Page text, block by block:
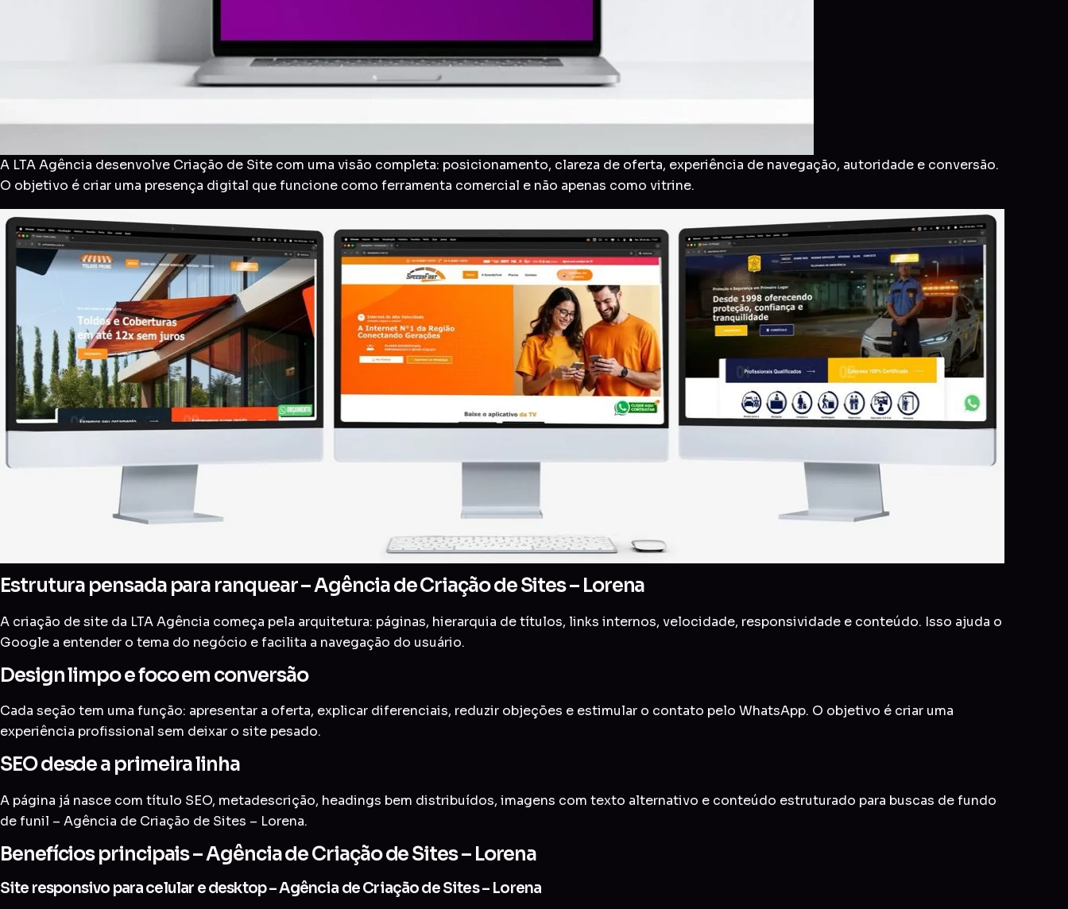
A LTA Agência desenvolve Criação de Site com uma visão completa: posicionamento, clareza de oferta, experiência de navegação, autoridade e conversão.
O objetivo é criar uma presença digital que funcione como ferramenta comercial e não apenas como vitrine.
Estrutura pensada para ranquear – Agência de Criação de Sites – Lorena
A criação de site da LTA Agência começa pela arquitetura: páginas, hierarquia de títulos, links internos, velocidade, responsividade e conteúdo. Isso ajuda o
Google a entender o tema do negócio e facilita a navegação do usuário.
Design limpo e foco em conversão
Cada seção tem uma função: apresentar a oferta, explicar diferenciais, reduzir objeções e estimular o contato pelo WhatsApp. O objetivo é criar uma
experiência profissional sem deixar o site pesado.
SEO desde a primeira linha
A página já nasce com título SEO, metadescrição, headings bem distribuídos, imagens com texto alternativo e conteúdo estruturado para buscas de fundo
de funil – Agência de Criação de Sites – Lorena.
Benefícios principais – Agência de Criação de Sites – Lorena
Site responsivo para celular e desktop – Agência de Criação de Sites – Lorena